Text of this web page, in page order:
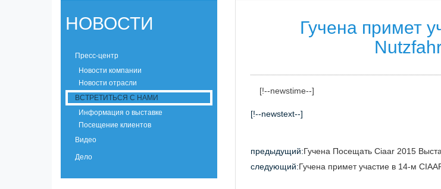
НОВОСТИ
Пресс-центр
Новости компании
Новости отрасли
ВСТРЕТИТЬСЯ С НАМИ
Информация о выставке
Посещение клиентов
Видео
Дело
Гучена примет
[!--newstime--]
[!--newstext--]
предыдущий:Гучена Посещать Ciaar 2015
следующий:Гучена примет участие в 14-м